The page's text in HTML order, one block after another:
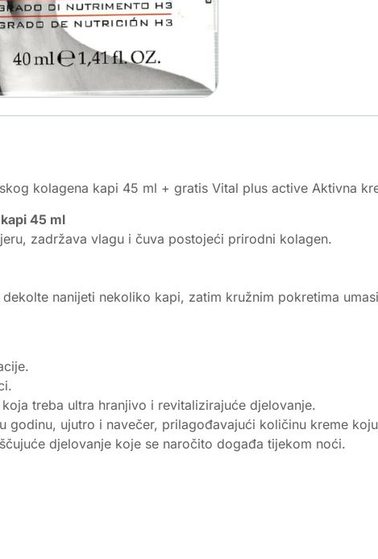
kolagena kapi 45 ml + gratis Vital plus active Aktivna
45 ml
zadržava vlagu i čuva postojeći prirodni kolagen.
nanijeti nekoliko kapi, zatim kružnim pokretima
treba ultra hranjivo i revitalizirajuće djelovanje.
godinu, ujutro i navečer, prilagođavajući količinu kreme
djelovanje koje se naročito događa tijekom noći.